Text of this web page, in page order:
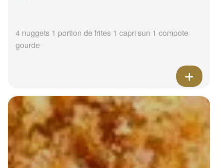
4 nuggets 1 portion de frites 1 capri'sun 1 compote
gourde